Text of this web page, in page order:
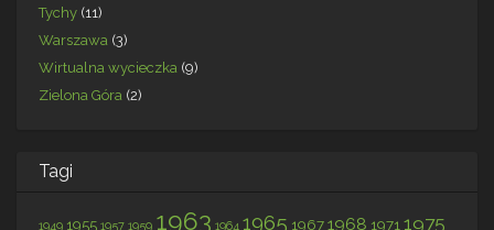
Tychy (11)
Warszawa (3)
Wirtualna wycieczka (9)
Zielona Góra (2)
Tagi
1949 1955 1957 1959 1963 1964 1965 19671968 1971 1975